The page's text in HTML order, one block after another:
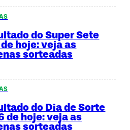
do Super Sete
hoje: veja as
sorteadas
do Dia de Sorte
de hoje: veja as
sorteadas